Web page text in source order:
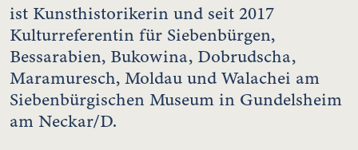
ist Kunsthistorikerin und seit 2017
Kulturreferentin für Siebenbürgen,
Bessarabien, Bukowina, Dobrudscha,
Maramuresch, Moldau und Walachei am
Siebenbürgischen Museum in Gundelsheim
am Neckar/D.